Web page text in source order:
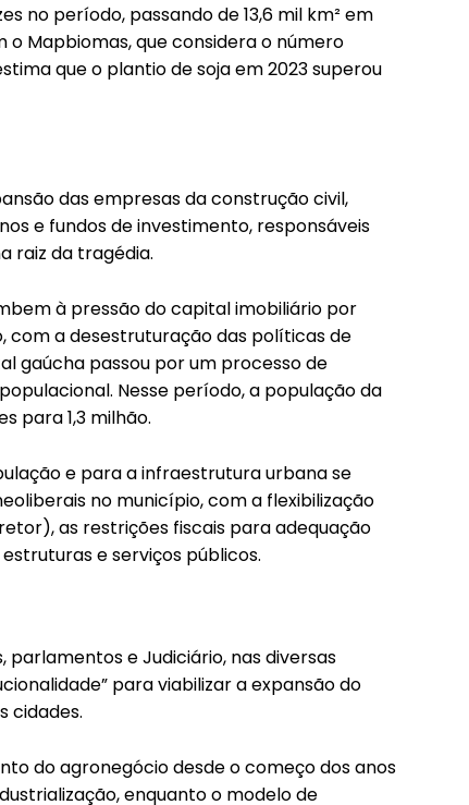
no período, passando de 13,6 mil km² em
o Mapbiomas, que considera o número
que o plantio de soja em 2023 superou
das empresas da construção civil,
e fundos de investimento, responsáveis
raiz da tragédia.
à pressão do capital imobiliário por
com a desestruturação das políticas de
gaúcha passou por um processo de
Nesse período, a população da
para 1,3 milhão.
e para a infraestrutura urbana se
no município, com a flexibilização
as restrições fiscais para adequação
e serviços públicos.
e Judiciário, nas diversas
para viabilizar a expansão do
cidades.
do agronegócio desde o começo dos anos
enquanto o modelo de